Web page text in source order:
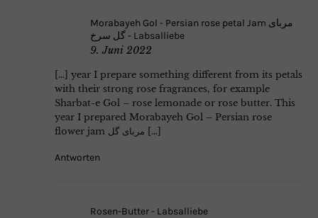
Morabayeh Gol - Persian rose petal Jam مربای
گل سرخ - Labsalliebe
9. Juni 2022
[…] year I prepare something different from its petals
with their strong rose fragrances, for example
Sharbat-e Gol – rose lemonade or rose butter. This
year I prepared Morabayeh Gol – Persian rose
flower jam مربای گل […]
Antworten
Rosen-Butter - Labsalliebe